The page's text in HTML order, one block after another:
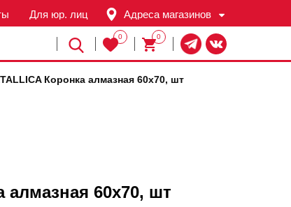
Для юр. лиц Адреса магазинов
0
0
Коронка алмазная 60х70, шт
алмазная 60х70, шт